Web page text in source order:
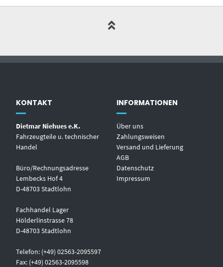
KONTAKT
Dietmar Niehues e.K.
Fahrzeugteile u. technischer
Handel
Büro/Rechnungsadresse
Lembecks Hof 4
D-48703 Stadtlohn
Fachhandel Lager
Hölderlinstrasse 78
D-48703 Stadtlohn
Telefon: (+49) 02563-2095597
Fax: (+49) 02563-2095598
INFORMATIONEN
Über uns
Zahlungsweisen
Versand und Lieferung
AGB
Datenschutz
Impressum